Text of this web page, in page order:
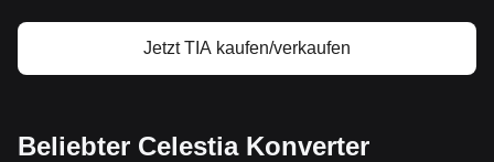
Jetzt TIA kaufen/verkaufen
Beliebter Celestia Konverter